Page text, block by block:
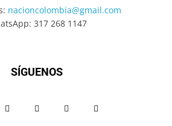
nacioncolombia@gmail.com
317 268 1147
SÍGUENOS